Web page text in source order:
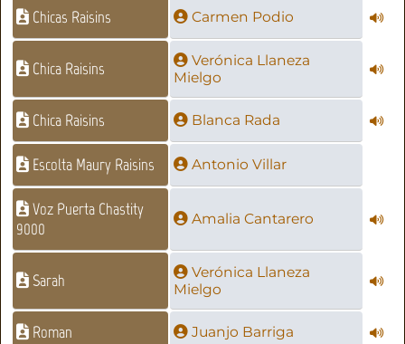
Chicas Raisins Carmen Podio
Chica Raisins
Verónica Llaneza
Mielgo
Chica Raisins Blanca Rada
Escolta Maury Raisins Antonio Villar
Voz Puerta Chastity
9000
Amalia Cantarero
Sarah
Verónica Llaneza
Mielgo
Roman Juanjo Barriga